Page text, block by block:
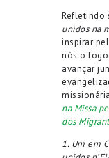
Refletindo
unidos na
inspirar
nós o
avançar
na Missa
dos
1. Um em